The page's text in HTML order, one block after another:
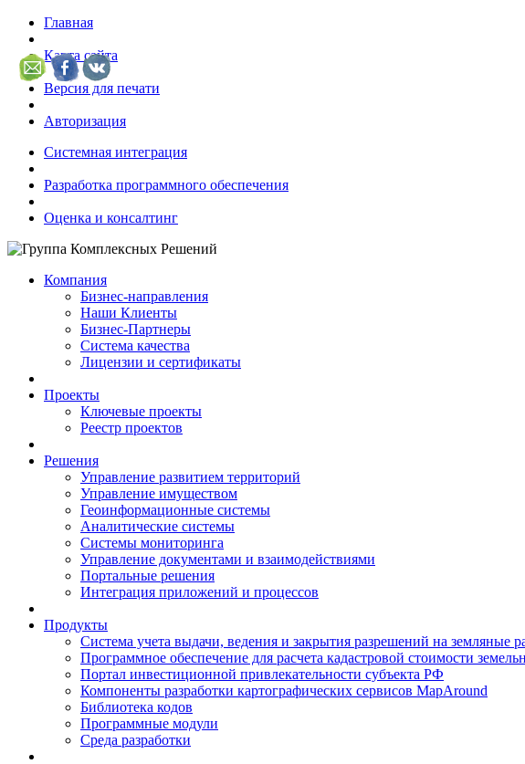
Главная
Карта сайта
Версия для печати
Авторизация
Системная интеграция
Разработка программного обеспечения
Оценка и консалтинг
Компания
Бизнес-направления
Наши Клиенты
Бизнес-Партнеры
Система качества
Лицензии и сертификаты
Проекты
Ключевые проекты
Реестр проектов
Решения
Управление развитием территорий
Управление имуществом
Геоинформационные системы
Аналитические системы
Системы мониторинга
Управление документами и взаимодействиями
Портальные решения
Интеграция приложений и процессов
Продукты
Система учета выдачи, ведения и закрытия разрешений на земляные
Программное обеспечение для расчета кадастровой стоимости
Портал инвестиционной привлекательности субъекта РФ
Компоненты разработки картографических сервисов MapAround
Библиотека кодов
Программные модули
Среда разработки